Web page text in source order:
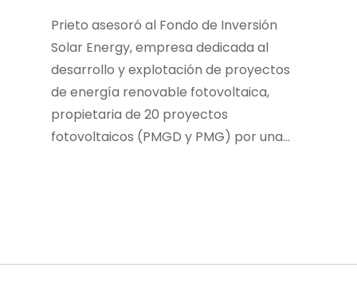
Prieto asesoró al Fondo de Inversión
Solar Energy, empresa dedicada al
desarrollo y explotación de proyectos
de energía renovable fotovoltaica,
propietaria de 20 proyectos
fotovoltaicos (PMGD y PMG) por una…